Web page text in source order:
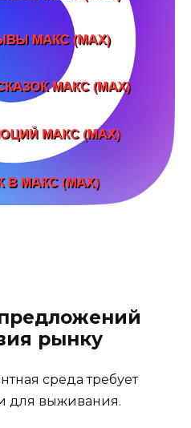
рынку
среда требует
для выживания.